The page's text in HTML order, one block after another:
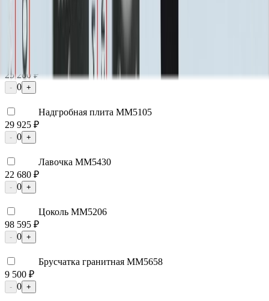
Цоколь ММ5395
+
Цоколь ММ5396
25 200 ₽
- 0 +
Надгробная плита ММ5105
29 925 ₽
- 0 +
Лавочка ММ5430
22 680 ₽
- 0 +
Цоколь ММ5206
98 595 ₽
- 0 +
Брусчатка гранитная ММ5658
9 500 ₽
- 0 +